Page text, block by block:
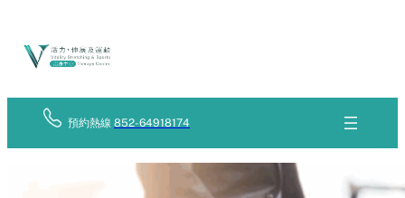
content
預約熱線852-64918174